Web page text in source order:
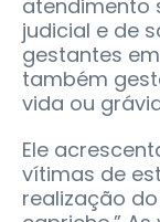
atendimento
judicial e de
gestantes
também
vida ou
Ele
vítimas de
realização